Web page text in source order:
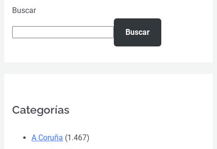
Buscar
Buscar
Categorías
A Coruña (1.467)